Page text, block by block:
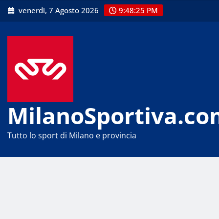
Skip
to
venerdì, 7 Agosto 2026 9:48:25 PM
Tutto lo sport di Milano e provincia